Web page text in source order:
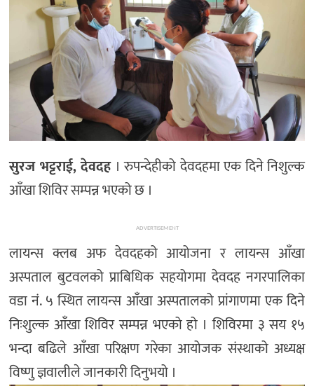
सुरज भट्टराई, देवदह। रुपन्देहीको देवदहमा एक दिने निशुल्क
आँखा शिविर सम्पन्न भएको छ ।
ADVERTISEMENT
लायन्स क्लब अफ देवदहको आयोजना र लायन्स आँखा
अस्पताल बुटवलको प्राबिधिक सहयोगमा देवदह नगरपालिका
वडा नं. ५ स्थित लायन्स आँखा अस्पतालको प्रांगाणमा एक दिने
निःशुल्क आँखा शिविर सम्पन्न भएको हो । शिविरमा ३ सय १५
भन्दा बढिले आँखा परिक्षण गरेका आयोजक संस्थाको अध्यक्ष
विष्णु ज्ञवालीले जानकारी दिनुभयो ।